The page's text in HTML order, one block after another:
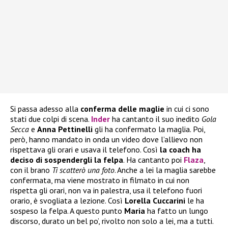
Si passa adesso alla conferma delle maglie in cui ci sono
stati due colpi di scena. Inder ha cantanto il suo inedito Gola
Secca e Anna Pettinelli gli ha confermato la maglia. Poi,
però, hanno mandato in onda un video dove l’allievo non
rispettava gli orari e usava il telefono. Così la coach ha
deciso di sospendergli la felpa. Ha cantanto poi Flaza,
con il brano Ti scatterò una foto. Anche a lei la maglia sarebbe
confermata, ma viene mostrato in filmato in cui non
rispetta gli orari, non va in palestra, usa il telefono fuori
orario, è svogliata a lezione. Così Lorella Cuccarini le ha
sospeso la felpa. A questo punto Maria ha fatto un lungo
discorso, durato un bel po’, rivolto non solo a lei, ma a tutti.